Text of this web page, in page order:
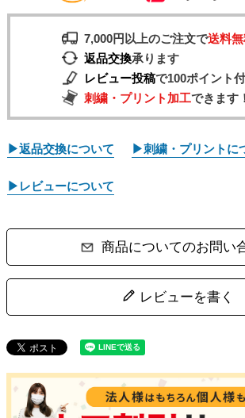
7,000円以上のご注文で送料
返品交換承ります
レビュー投稿で100ポイント
刺繍・プリント加工できます！
▶返品交換について ▶刺繍・プリントに
▶レビューについて
商品についてのお問い
レビューを書く